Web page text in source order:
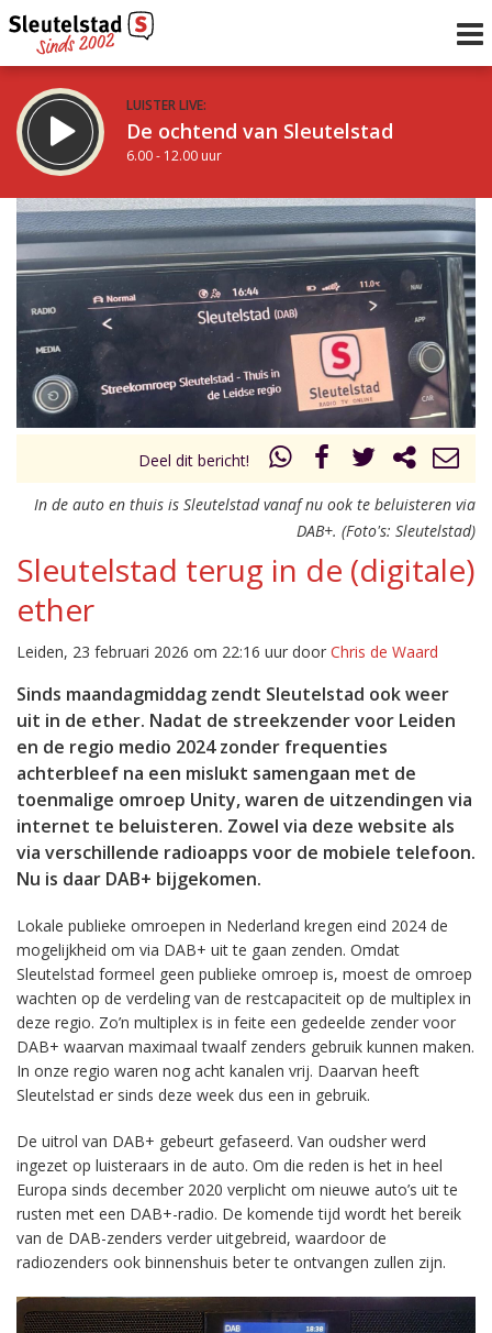
LUISTER LIVE:
De ochtend van Sleutelstad
6.00 - 12.00 uur
STRAKS:
De middag van Sleutelstad
12.00 - 17.00 uur
Vorig uur
uur 1 van 0 Volgend uur
Deel dit bericht!
In de auto en thuis is Sleutelstad vanaf nu ook te beluisteren via
DAB+. (Foto's: Sleutelstad)
Sleutelstad terug in de (digitale)
ether
Leiden, 23 februari 2026 om 22:16 uur door Chris de Waard
Sinds maandagmiddag zendt Sleutelstad ook weer
uit in de ether. Nadat de streekzender voor Leiden
en de regio medio 2024 zonder frequenties
achterbleef na een mislukt samengaan met de
toenmalige omroep Unity, waren de uitzendingen via
internet te beluisteren. Zowel via deze website als
via verschillende radioapps voor de mobiele telefoon.
Nu is daar DAB+ bijgekomen.
Lokale publieke omroepen in Nederland kregen eind 2024 de
mogelijkheid om via DAB+ uit te gaan zenden. Omdat
Sleutelstad formeel geen publieke omroep is, moest de omroep
wachten op de verdeling van de restcapaciteit op de multiplex in
deze regio. Zo’n multiplex is in feite een gedeelde zender voor
DAB+ waarvan maximaal twaalf zenders gebruik kunnen maken.
In onze regio waren nog acht kanalen vrij. Daarvan heeft
Sleutelstad er sinds deze week dus een in gebruik.
De uitrol van DAB+ gebeurt gefaseerd. Van oudsher werd
ingezet op luisteraars in de auto. Om die reden is het in heel
Europa sinds december 2020 verplicht om nieuwe auto’s uit te
rusten met een DAB+-radio. De komende tijd wordt het bereik
van de DAB-zenders verder uitgebreid, waardoor de
radiozenders ook binnenshuis beter te ontvangen zullen zijn.